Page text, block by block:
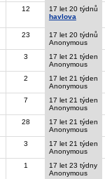
12
17 let 20 týdnů
havlova
23
17 let 20 týdnů
Anonymous
3
17 let 21 týden
Anonymous
2
17 let 21 týden
Anonymous
7
17 let 21 týden
Anonymous
28
17 let 21 týden
Anonymous
3
17 let 21 týden
Anonymous
1
17 let 23 týdny
Anonymous